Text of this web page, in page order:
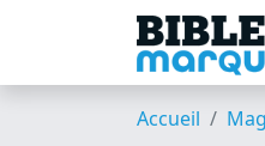
Accueil